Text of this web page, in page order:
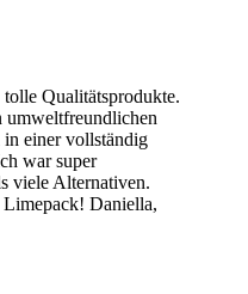
Qualitätsprodukte.
umweltfreundlichen
in einer vollständig
war super
viele Alternativen.
Daniella,